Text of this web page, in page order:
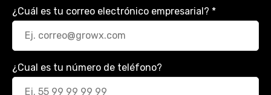
¿Cuál es tu correo electrónico empresarial? *
¿Cual es tu número de teléfono?